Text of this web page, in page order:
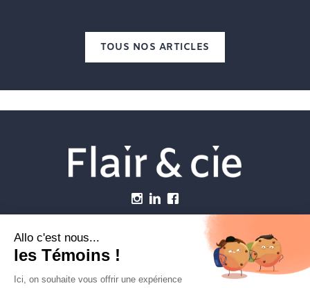
TOUS NOS ARTICLES
Établissements vétérinaires
Carrière